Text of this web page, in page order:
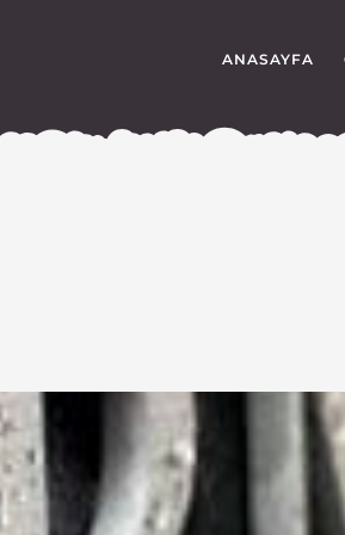
ANASAYFA